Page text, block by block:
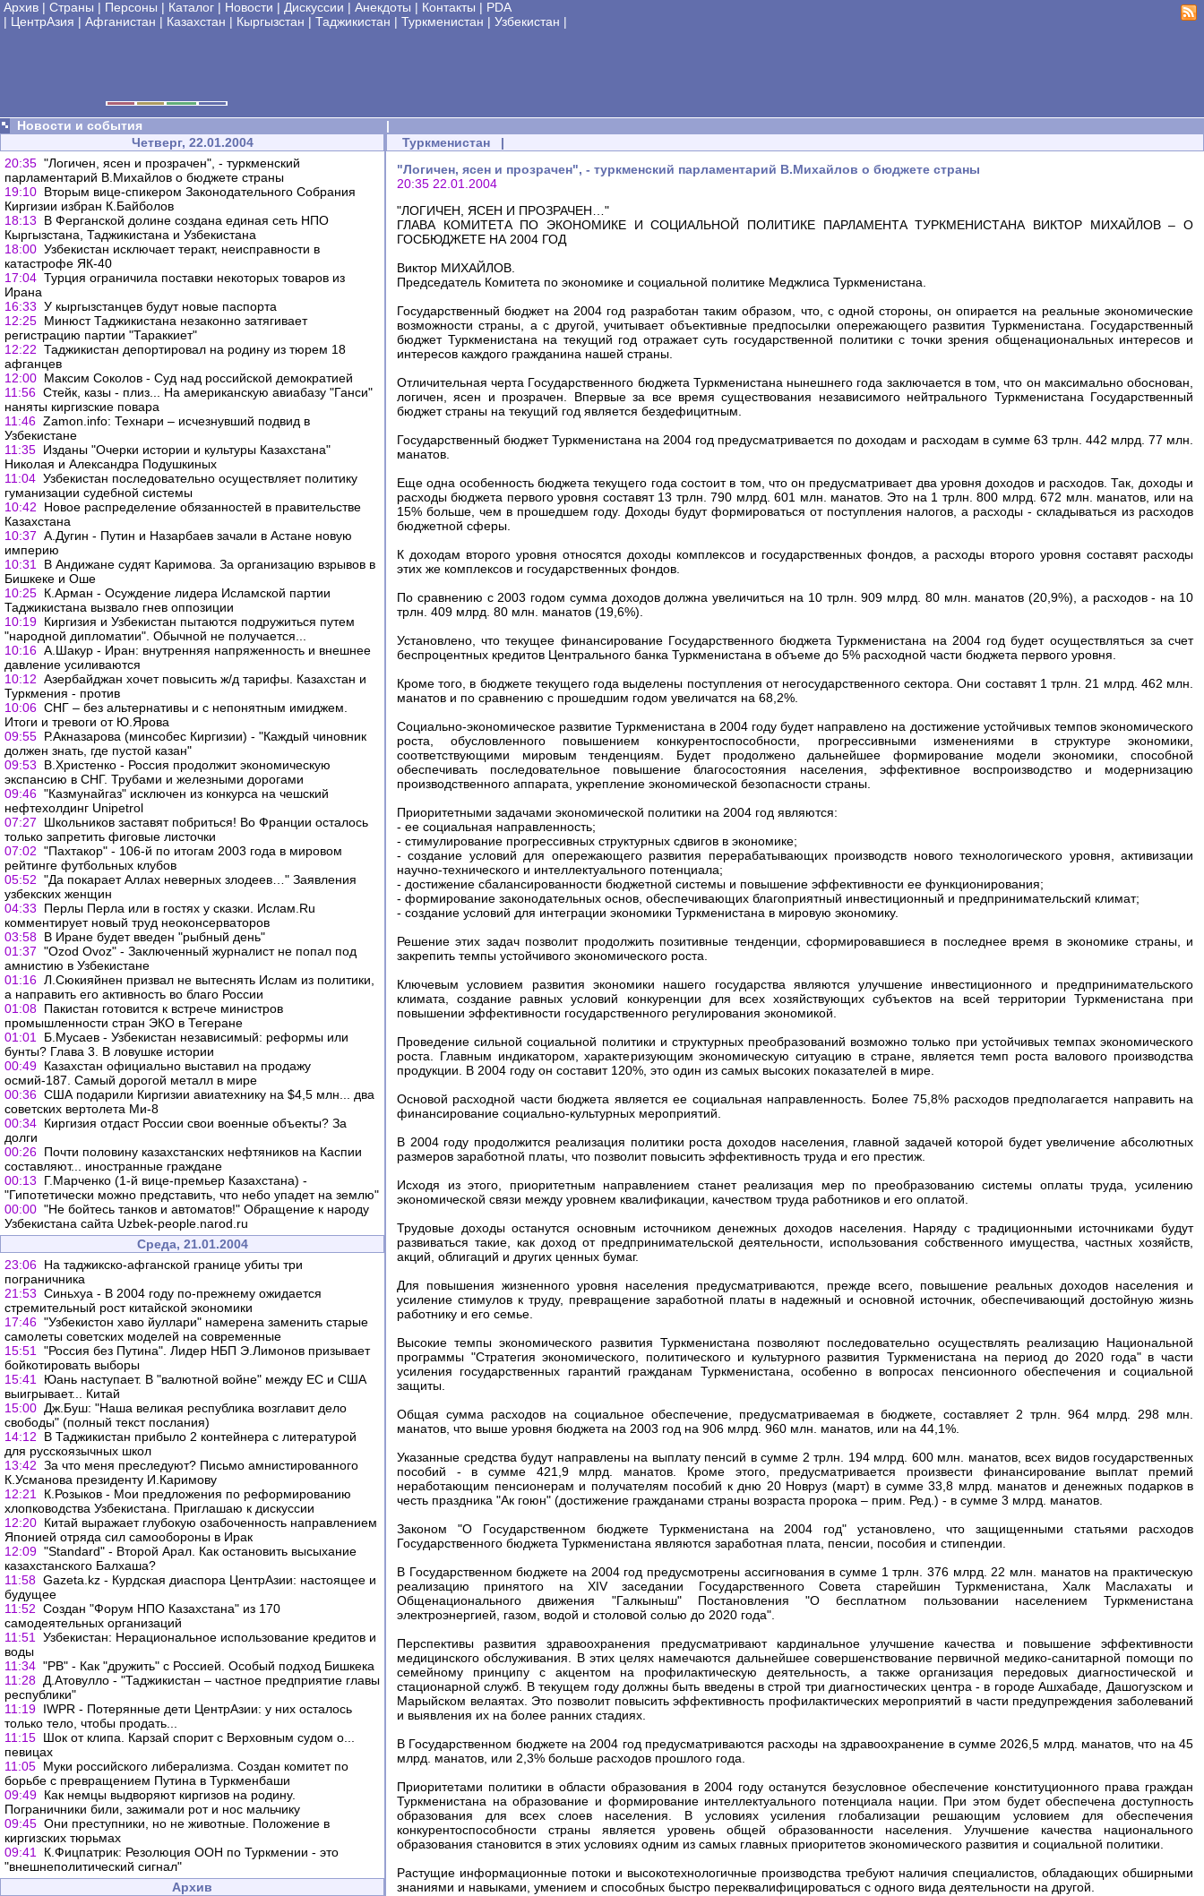
Архив | Страны | Персоны | Каталог | Новости | Дискуссии | Анекдоты | Контакты | PDA
| ЦентрАзия | Афганистан | Казахстан | Кыргызстан | Таджикистан | Туркменистан | Узбекистан |
Новости и события
|
Четверг, 22.01.2004
20:35 "Логичен, ясен и прозрачен", - туркменский
парламентарий В.Михайлов о бюджете страны
19:10 Вторым вице-спикером Законодательного Собрания
Киргизии избран К.Байболов
18:13
В Ферганской долине создана единая сеть НПО
Кыргызстана, Таджикистана и Узбекистана
18:00 Узбекистан исключает теракт, неисправности в
катастрофе ЯК-40
17:04 Турция ограничила поставки некоторых товаров из
Ирана
16:33 У кыргызстанцев будут новые паспорта
12:25 Минюст Таджикистана незаконно затягивает
регистрацию партии "Тараккиет"
12:22 Таджикистан депортировал на родину из тюрем 18
афганцев
12:00 Максим Соколов - Суд над российской демократией
11:56 Стейк, казы - плиз... На американскую авиабазу "Ганси"
наняты киргизские повара
11:46 Zamon.info: Технари – исчезнувший подвид в
Узбекистане
11:35 Изданы "Очерки истории и культуры Казахстана"
Николая и Александра Подушкиных
11:04 Узбекистан последовательно осуществляет политику
гуманизации судебной системы
10:42
Новое распределение обязанностей в правительстве
Казахстана
10:37 А.Дугин - Путин и Назарбаев зачали в Астане новую
империю
10:31
В Андижане судят Каримова. За организацию взрывов в
Бишкеке и Оше
10:25 К.Арман - Осуждение лидера Исламской партии
Таджикистана вызвало гнев оппозиции
10:19 Киргизия и Узбекистан пытаются подружиться путем
"народной дипломатии". Обычной не получается...
10:16 А.Шакур - Иран: внутренняя напряженность и внешнее
давление усиливаются
10:12 Азербайджан хочет повысить ж/д тарифы. Казахстан и
Туркмения - против
10:06 СНГ – без альтернативы и с непонятным имиджем.
Итоги и тревоги от Ю.Ярова
09:55 Р.Акназарова (минсобес Киргизии) - "Каждый чиновник
должен знать, где пустой казан"
09:53
В.Христенко - Россия продолжит экономическую
экспансию в СНГ. Трубами и железными дорогами
09:46 "Казмунайгаз" исключен из конкурса на чешский
нефтехолдинг Unipetrol
07:27
Школьников заставят побриться! Во Франции осталось
только запретить фиговые листочки
07:02 "Пахтакор" - 106-й по итогам 2003 года в мировом
рейтинге футбольных клубов
05:52 "Да покарает Аллах неверных злодеев…" Заявления
узбекских женщин
04:33
Перлы Перла или в гостях у сказки. Ислам.Ru
комментирует новый труд неоконсерваторов
03:58 В Иране будет введен "рыбный день"
01:37 "Ozod Ovoz" - Заключенный журналист не попал под
амнистию в Узбекистане
01:16 Л.Сюкияйнен призвал не вытеснять Ислам из политики,
а направить его активность во благо России
01:08 Пакистан готовится к встрече министров
промышленности стран ЭКО в Тегеране
01:01
Б.Мусаев - Узбекистан независимый: реформы или
бунты? Глава 3. В ловушке истории
00:49 Казахстан официально выставил на продажу
осмий-187. Самый дорогой металл в мире
00:36 США подарили Киргизии авиатехнику на $4,5 млн... два
советских вертолета Ми-8
00:34 Киргизия отдаст России свои военные объекты? За
долги
00:26 Почти половину казахстанских нефтяников на Каспии
составляют... иностранные граждане
00:13
Г.Марченко (1-й вице-премьер Казахстана) -
"Гипотетически можно представить, что небо упадет на землю"
00:00 "Не бойтесь танков и автоматов!" Обращение к народу
Узбекистана сайта Uzbek-people.narod.ru
Среда, 21.01.2004
23:06 На таджикско-афганской границе убиты три
пограничника
21:53 Синьхуа - В 2004 году по-прежнему ожидается
стремительный рост китайской экономики
17:46 "Узбекистон хаво йуллари" намерена заменить старые
самолеты советских моделей на современные
15:51
"Россия без Путина". Лидер НБП Э.Лимонов призывает
бойкотировать выборы
15:41
Юань наступает. В "валютной войне" между ЕС и США
выигрывает... Китай
15:00 Дж.Буш: "Наша великая республика возглавит дело
свободы" (полный текст послания)
14:12
В Таджикистан прибыло 2 контейнера с литературой
для русскоязычных школ
13:42 За что меня преследуют? Письмо амнистированного
К.Усманова президенту И.Каримову
12:21
К.Розыков - Мои предложения по реформированию
хлопководства Узбекистана. Приглашаю к дискуссии
12:20 Китай выражает глубокую озабоченность направлением
Японией отряда сил самообороны в Ирак
12:09 "Standard" - Второй Арал. Как остановить высыхание
казахстанского Балхаша?
11:58 Gazeta.kz - Курдская диаспора ЦентрАзии: настоящее и
будущее
11:52 Создан "Форум НПО Казахстана" из 170
самодеятельных организаций
11:51
Узбекистан: Нерациональное использование кредитов и
воды
11:34 "РВ" - Как "дружить" с Россией. Особый подход Бишкека
11:28 Д.Атовулло - "Таджикистан – частное предприятие главы
республики"
11:19 IWPR - Потерянные дети ЦентрАзии: у них осталось
только тело, чтобы продать...
11:15 Шок от клипа. Карзай спорит с Верховным судом о...
певицах
11:05 Муки российского либерализма. Создан комитет по
борьбе с превращением Путина в Туркменбаши
09:49 Как немцы выдворяют киргизов на родину.
Пограничники били, зажимали рот и нос мальчику
09:45 Они преступники, но не животные. Положение в
киргизских тюрьмах
09:41
К.Фицпатрик: Резолюция ООН по Туркмении - это
"внешнеполитический сигнал"
Архив
Туркменистан |
"Логичен, ясен и прозрачен", - туркменский парламентарий В.Михайлов о бюджете страны
20:35 22.01.2004
"ЛОГИЧЕН, ЯСЕН И ПРОЗРАЧЕН…"
ГЛАВА КОМИТЕТА ПО ЭКОНОМИКЕ И СОЦИАЛЬНОЙ ПОЛИТИКЕ ПАРЛАМЕНТА ТУРКМЕНИСТАНА ВИКТОР МИХАЙЛОВ – О
ГОСБЮДЖЕТЕ НА 2004 ГОД
Виктор МИХАЙЛОВ.
Председатель Комитета по экономике и социальной политике Меджлиса Туркменистана.
Государственный бюджет на 2004 год разработан таким образом, что, с одной стороны, он опирается на реальные экономические
возможности страны, а с другой, учитывает объективные предпосылки опережающего развития Туркменистана. Государственный
бюджет Туркменистана на текущий год отражает суть государственной политики с точки зрения общенациональных интересов и
интересов каждого гражданина нашей страны.
Отличительная черта Государственного бюджета Туркменистана нынешнего года заключается в том, что он максимально обоснован,
логичен, ясен и прозрачен. Впервые за все время существования независимого нейтрального Туркменистана Государственный
бюджет страны на текущий год является бездефицитным.
Государственный бюджет Туркменистана на 2004 год предусматривается по доходам и расходам в сумме 63 трлн. 442 млрд. 77 млн.
манатов.
Еще одна особенность бюджета текущего года состоит в том, что он предусматривает два уровня доходов и расходов. Так, доходы и
расходы бюджета первого уровня составят 13 трлн. 790 млрд. 601 млн. манатов. Это на 1 трлн. 800 млрд. 672 млн. манатов, или на
15% больше, чем в прошедшем году. Доходы будут формироваться от поступления налогов, а расходы - складываться из расходов
бюджетной сферы.
К доходам второго уровня относятся доходы комплексов и государственных фондов, а расходы второго уровня составят расходы
этих же комплексов и государственных фондов.
По сравнению с 2003 годом сумма доходов должна увеличиться на 10 трлн. 909 млрд. 80 млн. манатов (20,9%), а расходов - на 10
трлн. 409 млрд. 80 млн. манатов (19,6%).
Установлено, что текущее финансирование Государственного бюджета Туркменистана на 2004 год будет осуществляться за счет
беспроцентных кредитов Центрального банка Туркменистана в объеме до 5% расходной части бюджета первого уровня.
Кроме того, в бюджете текущего года выделены поступления от негосударственного сектора. Они составят 1 трлн. 21 млрд. 462 млн.
манатов и по сравнению с прошедшим годом увеличатся на 68,2%.
Социально-экономическое развитие Туркменистана в 2004 году будет направлено на достижение устойчивых темпов экономического
роста, обусловленного повышением конкурентоспособности, прогрессивными изменениями в структуре экономики,
соответствующими мировым тенденциям. Будет продолжено дальнейшее формирование модели экономики, способной
обеспечивать последовательное повышение благосостояния населения, эффективное воспроизводство и модернизацию
производственного аппарата, укрепление экономической безопасности страны.
Приоритетными задачами экономической политики на 2004 год являются:
- ее социальная направленность;
- стимулирование прогрессивных структурных сдвигов в экономике;
- создание условий для опережающего развития перерабатывающих производств нового технологического уровня, активизации
научно-технического и интеллектуального потенциала;
- достижение сбалансированности бюджетной системы и повышение эффективности ее функционирования;
- формирование законодательных основ, обеспечивающих благоприятный инвестиционный и предпринимательский климат;
- создание условий для интеграции экономики Туркменистана в мировую экономику.
Решение этих задач позволит продолжить позитивные тенденции, сформировавшиеся в последнее время в экономике страны, и
закрепить темпы устойчивого экономического роста.
Ключевым условием развития экономики нашего государства являются улучшение инвестиционного и предпринимательского
климата, создание равных условий конкуренции для всех хозяйствующих субъектов на всей территории Туркменистана при
повышении эффективности государственного регулирования экономикой.
Проведение сильной социальной политики и структурных преобразований возможно только при устойчивых темпах экономического
роста. Главным индикатором, характеризующим экономическую ситуацию в стране, является темп роста валового производства
продукции. В 2004 году он составит 120%, это один из самых высоких показателей в мире.
Основой расходной части бюджета является ее социальная направленность. Более 75,8% расходов предполагается направить на
финансирование социально-культурных мероприятий.
В 2004 году продолжится реализация политики роста доходов населения, главной задачей которой будет увеличение абсолютных
размеров заработной платы, что позволит повысить эффективность труда и его престиж.
Исходя из этого, приоритетным направлением станет реализация мер по преобразованию системы оплаты труда, усилению
экономической связи между уровнем квалификации, качеством труда работников и его оплатой.
Трудовые доходы останутся основным источником денежных доходов населения. Наряду с традиционными источниками будут
развиваться такие, как доход от предпринимательской деятельности, использования собственного имущества, частных хозяйств,
акций, облигаций и других ценных бумаг.
Для повышения жизненного уровня населения предусматриваются, прежде всего, повышение реальных доходов населения и
усиление стимулов к труду, превращение заработной платы в надежный и основной источник, обеспечивающий достойную жизнь
работнику и его семье.
Высокие темпы экономического развития Туркменистана позволяют последовательно осуществлять реализацию Национальной
программы "Стратегия экономического, политического и культурного развития Туркменистана на период до 2020 года" в части
усиления государственных гарантий гражданам Туркменистана, особенно в вопросах пенсионного обеспечения и социальной
защиты.
Общая сумма расходов на социальное обеспечение, предусматриваемая в бюджете, составляет 2 трлн. 964 млрд. 298 млн.
манатов, что выше уровня бюджета на 2003 год на 906 млрд. 960 млн. манатов, или на 44,1%.
Указанные средства будут направлены на выплату пенсий в сумме 2 трлн. 194 млрд. 600 млн. манатов, всех видов государственных
пособий - в сумме 421,9 млрд. манатов. Кроме этого, предусматривается произвести финансирование выплат премий
неработающим пенсионерам и получателям пособий к дню 20 Новруз (март) в сумме 33,8 млрд. манатов и денежных подарков в
честь праздника "Ак гоюн" (достижение гражданами страны возраста пророка – прим. Ред.) - в сумме 3 млрд. манатов.
Законом "О Государственном бюджете Туркменистана на 2004 год" установлено, что защищенными статьями расходов
Государственного бюджета Туркменистана являются заработная плата, пенсии, пособия и стипендии.
В Государственном бюджете на 2004 год предусмотрены ассигнования в сумме 1 трлн. 376 млрд. 22 млн. манатов на практическую
реализацию принятого на ХIV заседании Государственного Совета старейшин Туркменистана, Халк Маслахаты и
Общенационального движения "Галкыныш" Постановления "О бесплатном пользовании населением Туркменистана
электроэнергией, газом, водой и столовой солью до 2020 года".
Перспективы развития здравоохранения предусматривают кардинальное улучшение качества и повышение эффективности
медицинского обслуживания. В этих целях намечаются дальнейшее совершенствование первичной медико-санитарной помощи по
семейному принципу с акцентом на профилактическую деятельность, а также организация передовых диагностической и
стационарной служб. В текущем году должны быть введены в строй три диагностических центра - в городе Ашхабаде, Дашогузском и
Марыйском велаятах. Это позволит повысить эффективность профилактических мероприятий в части предупреждения заболеваний
и выявления их на более ранних стадиях.
В Государственном бюджете на 2004 год предусматриваются расходы на здравоохранение в сумме 2026,5 млрд. манатов, что на 45
млрд. манатов, или 2,3% больше расходов прошлого года.
Приоритетами политики в области образования в 2004 году останутся безусловное обеспечение конституционного права граждан
Туркменистана на образование и формирование интеллектуального потенциала нации. При этом будет обеспечена доступность
образования для всех слоев населения. В условиях усиления глобализации решающим условием для обеспечения
конкурентоспособности страны является уровень общей образованности населения. Улучшение качества национального
образования становится в этих условиях одним из самых главных приоритетов экономического развития и социальной политики.
Растущие информационные потоки и высокотехнологичные производства требуют наличия специалистов, обладающих обширными
знаниями и навыками, умением и способных быстро переквалифицироваться с одного вида деятельности на другой.